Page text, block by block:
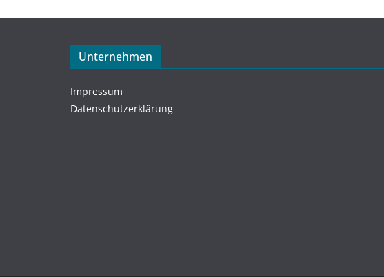
Unternehmen
Impressum
Datenschutzerklärung